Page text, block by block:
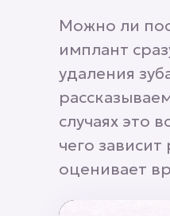
Можно ли
имплант
удаления
случаях это
чего
оценивает